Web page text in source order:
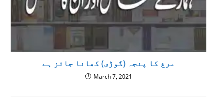
مرغ کا پنجہ (گوڑى) کھانا جائز ہے
March 7, 2021